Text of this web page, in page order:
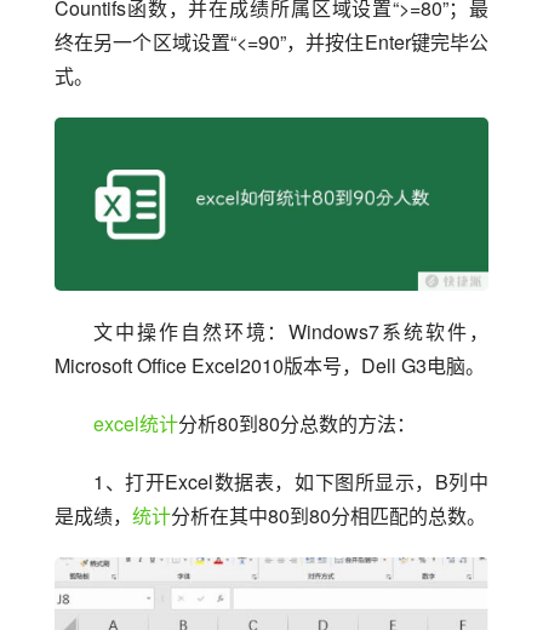
Countifs函数，并在成绩所属区域设置“>=80”；最
终在另一个区域设置“<=90”，并按住Enter键完毕公
式。
文中操作自然环境：Windows7系统软件，
Microsoft Office Excel2010版本号，Dell G3电脑。
excel统计分析80到80分总数的方法：
1、打开Excel数据表，如下图所显示，B列中
是成绩， 统计分析在其中80到80分相匹配的总数。